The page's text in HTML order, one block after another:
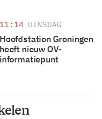
11:14 DINSDAG
Hoofdstation Groningen
heeft nieuw OV-
informatiepunt